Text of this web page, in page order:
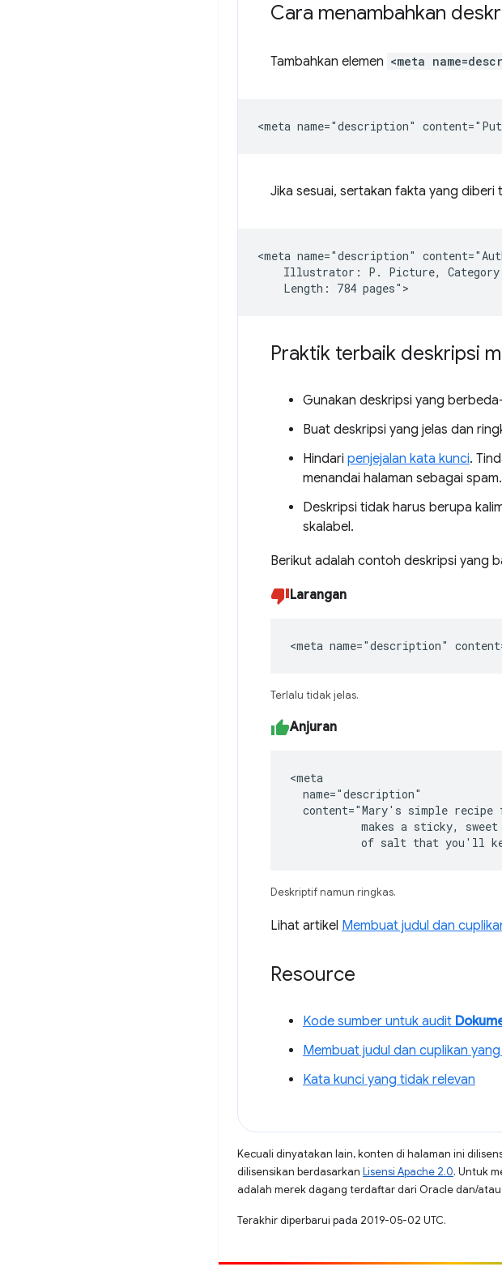
Cara menambahkan
Tambahkan elemen <meta
Jika sesuai, sertakan fakta yang
<meta name="description"
Illustrator: P. Picture,
Praktik terbaik deskripsi
Gunakan deskripsi yang
Buat deskripsi yang jelas dan
Hindari penjejalan kata kunci.
menandai halaman sebagai spam.
Deskripsi tidak harus berupa
skalabel.
Berikut adalah contoh deskripsi yang
Larangan
<meta name="description"
Terlalu tidak jelas.
Anjuran
<meta
  name="description"
content="Mary's simple recipe
makes a sticky,
of salt that you'll
Deskriptif namun ringkas.
Lihat artikel Membuat judul dan
Resource
Kode sumber untuk audit
Membuat judul dan cuplikan
Kata kunci yang tidak relevan
Kecuali dinyatakan lain, konten di halaman ini
dilisensikan berdasarkan Lisensi Apache 2.0. Untuk
adalah merek dagang terdaftar dari Oracle dan/
Terakhir diperbarui pada 2019-05-02 UTC.